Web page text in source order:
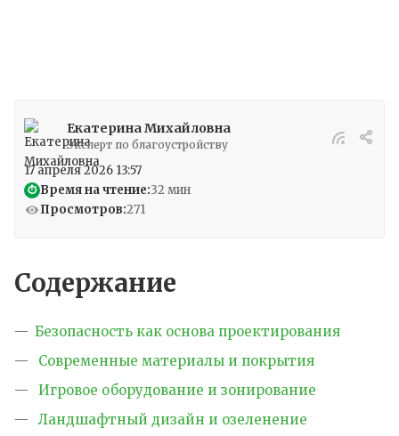
Екатерина Михайловна
Эксперт по благоустройству
17 апреля 2026 13:57
⏱ Время на чтение:32 мин
Просмотров:271
Содержание
Безопасность как основа проектирования
Современные материалы и покрытия
Игровое оборудование и зонирование
Ландшафтный дизайн и озеленение